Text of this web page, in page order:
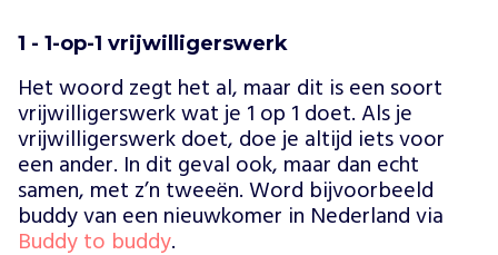
1 - 1-op-1 vrijwilligerswerk
Het woord zegt het al, maar dit is een soort
vrijwilligerswerk wat je 1 op 1 doet. Als je
vrijwilligerswerk doet, doe je altijd iets voor
een ander. In dit geval ook, maar dan echt
samen, met z’n tweeën. Word bijvoorbeeld
buddy van een nieuwkomer in Nederland via
Buddy to buddy.